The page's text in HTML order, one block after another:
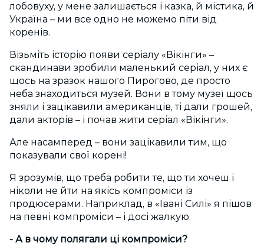
лобовуху, у мене залишається і казка, й містика, й
Україна – ми все одно не можемо піти від
коренів.
Візьміть історію появи серіалу «Вікінги» –
скандинави зробили маленький серіал, у них є
щось на зразок нашого Пирогово, де просто
неба знаходиться музей. Вони в тому музеї щось
зняли і зацікавили американців, ті дали грошей,
дали акторів – і почав жити серіал «Вікінги».
Але насамперед – вони зацікавили тим, що
показували свої корені!
Я зрозумів, що треба робити те, що ти хочеш і
ніколи не йти на якісь компроміси із
продюсерами. Наприклад, в «Івані Силі» я пішов
на певні компроміси – і досі жалкую.
- А в чому полягали ці компроміси?